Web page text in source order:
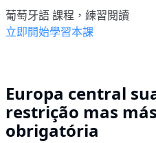
葡萄牙語 課程，練習閱讀
立即開始學習本課
Europa central
restrição mas
obrigatória